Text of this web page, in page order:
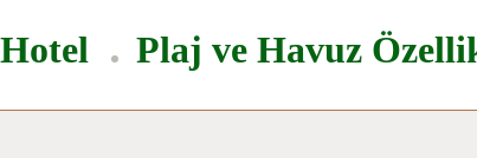
Hotel Plaj ve Havuz